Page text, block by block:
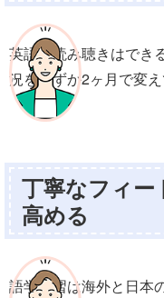
英語の読み聴きはでき
況をわずか2ヶ月で変
丁寧なフィー
高める
語学学習は海外と日本